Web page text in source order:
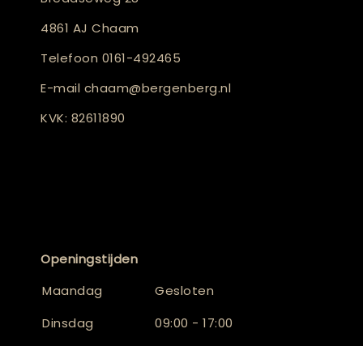
4861 AJ Chaam
Telefoon 0161-492465
E-mail chaam@bergenberg.nl
KVK: 82611890
Openingstijden
Maandag
Gesloten
Dinsdag
09:00 - 17:00